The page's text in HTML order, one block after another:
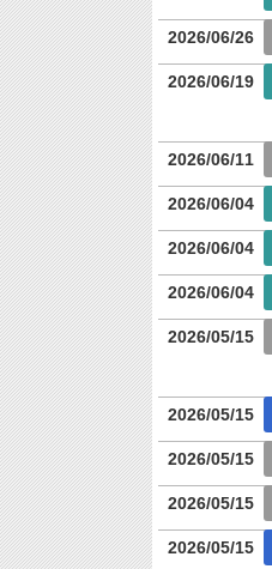
2026/06/26
2026/06/19
2026/06/11
2026/06/04
2026/06/04
2026/06/04
2026/05/15
2026/05/15
2026/05/15
2026/05/15
2026/05/15